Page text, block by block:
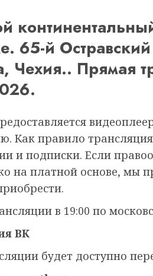
65-й
Чехия.. Прямая
Как правило
и подписки. Если
на платной основе, мы
в 19:00 по
ВК
будет доступно